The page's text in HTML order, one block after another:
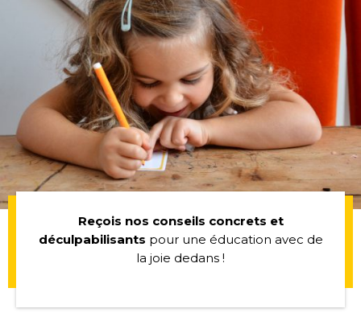
Reçois nos conseils concrets et
déculpabilisants pour une éducation avec de
la joie dedans !